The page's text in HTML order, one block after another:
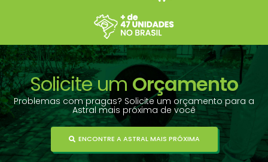
Solicite um Orçamento
Problemas com pragas? Solicite um orçamento para a
Astral mais próxima de você
ENCONTRE A ASTRAL MAIS PRÓXIMA